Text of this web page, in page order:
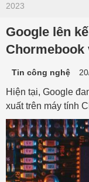
2023
Google lên
Chormebook
Tin công nghệ
Hiện tại, Google
xuất trên máy tính